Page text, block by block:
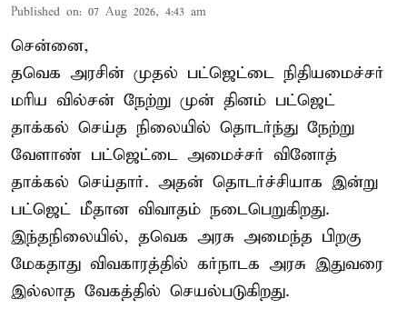
Published on: 07 Aug 2026, 4:43 am
சென்னை,
தவெக அரசின் முதல் பட்ஜெட்டை நிதியமைச்சர்
மரிய வில்சன் நேற்று முன் தினம் பட்ஜெட்
தாக்கல் செய்த நிலையில் தொடர்ந்து நேற்று
வேளாண் பட்ஜெட்டை அமைச்சர் வினோத்
தாக்கல் செய்தார். அதன் தொடர்ச்சியாக இன்று
பட்ஜெட் மீதான விவாதம் நடைபெறுகிறது.
இந்தநிலையில், தவெக அரசு அமைந்த பிறகு
மேகதாது விவகாரத்தில் கர்நாடக அரசு இதுவரை
இல்லாத வேகத்தில் செயல்படுகிறது.